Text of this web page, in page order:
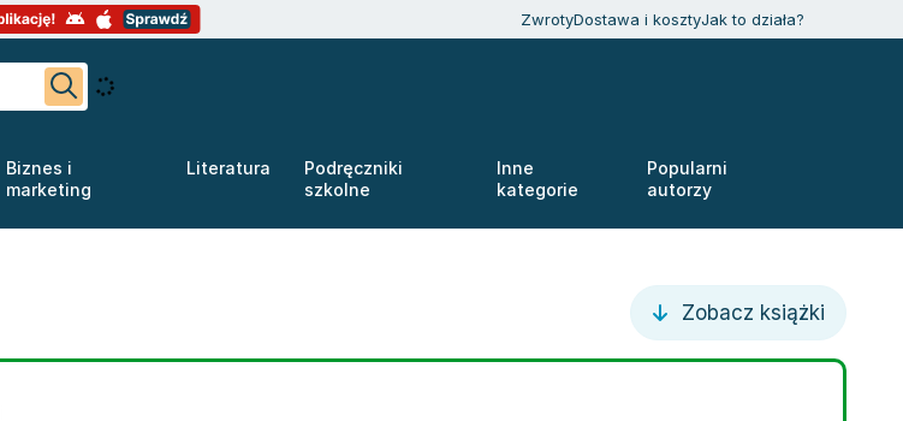
ZwrotyDostawa i kosztyJak to działa?
Biznes i
marketing
Literatura
Podręczniki
szkolne
Inne
kategorie
Popularni
autorzy
Zobacz książki